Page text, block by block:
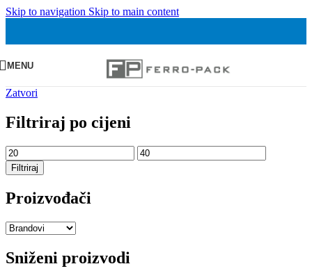
Skip to navigation Skip to main content
MENU
Zatvori
Filtriraj po cijeni
Min
cijena
Maks
cijena
Filtriraj
Proizvođači
Sniženi proizvodi